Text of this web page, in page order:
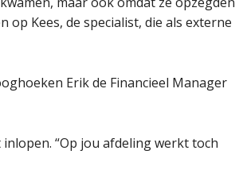
Kees, de specialist, die als externe
Erik de Financieel Manager
“Op jou afdeling werkt toch